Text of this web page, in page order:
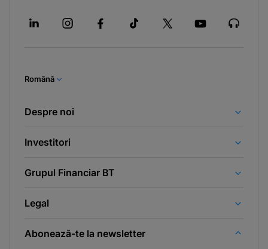
Română
Despre noi
Investitori
Grupul Financiar BT
Legal
Abonează-te la newsletter